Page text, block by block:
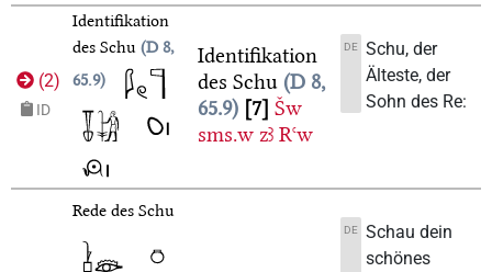
(2)
ID
Identifikation
des Schu D 8,
65.9
Identifikation
des Schu D 8,
65.9
7 Šw
sms.w zꜣ Rꜥw
DE Schu, der
Älteste, der
Sohn des Re:
Rede des Schu
DE Schau dein
schönes